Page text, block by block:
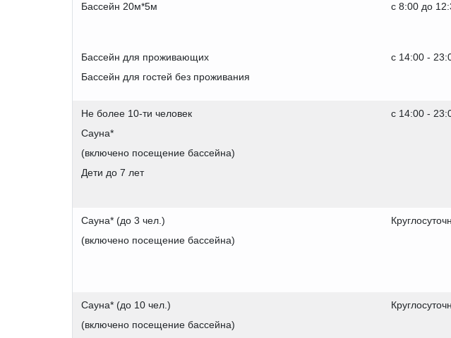
Бассейн 20м*5м
Бассейн для проживающих
Бассейн для гостей без проживания
с 8:00 до
с 14:00 -
Не более 10-ти человек
Cауна*
(включено посещение бассейна)
Дети до 7 лет
с 14:00 -
Cауна* (до 3 чел.)
(включено посещение бассейна)
Cауна* (до 10 чел.)
(включено посещение бассейна)